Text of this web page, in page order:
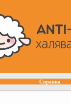
Справка